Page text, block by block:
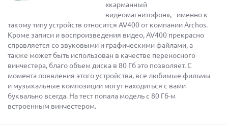
«карманный
видеомагнитофон», - именно к
такому типу устройств относится AV400 от компании Archos.
Кроме записи и воспроизведения видео, AV400 прекрасно
справляется со звуковыми и графическими файлами, а
также может быть использован в качестве переносного
винчестера, благо объем диска в 80 Гб это позволяет. С
момента появления этого устройства, все любимые фильмы
и музыкальные композиции могут находиться с вами
буквально всегда. На тест попала модель с 80 Гб-м
встроенным винчестером.